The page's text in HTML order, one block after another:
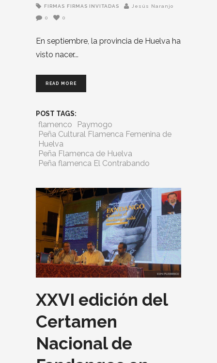
FIRMAS FIRMAS INVITADAS Jesús Naranjo
0 0
En septiembre, la provincia de Huelva ha
visto nacer
READ MORE
POST TAGS:
flamenco
Paymogo
Peña Cultural Flamenca Femenina de
Huelva
Peña Flamenca de Huelva
Peña flamenca El Contrabando
XXVI edición del
Certamen
Nacional de